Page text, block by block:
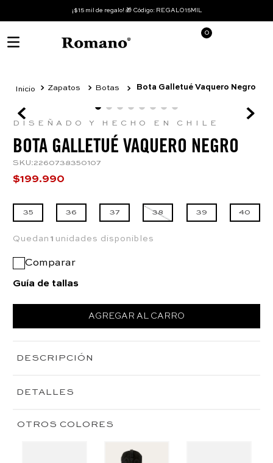
¡$15 mil de regalo! 🎁 Código: REGALO15MIL
0
Zapatos Botas Bota Galletué Vaquero Negro
DISEÑADO Y HECHO EN CHILE
BOTA GALLETUÉ VAQUERO NEGRO
SKU:2260738350107
$199.990
35 36 37 38 39 40
Quedan 1 unidades disponibles
Comparar
Guía de tallas
AGREGAR AL CARRO
DESCRIPCIÓN
DETALLES
OTROS COLORES